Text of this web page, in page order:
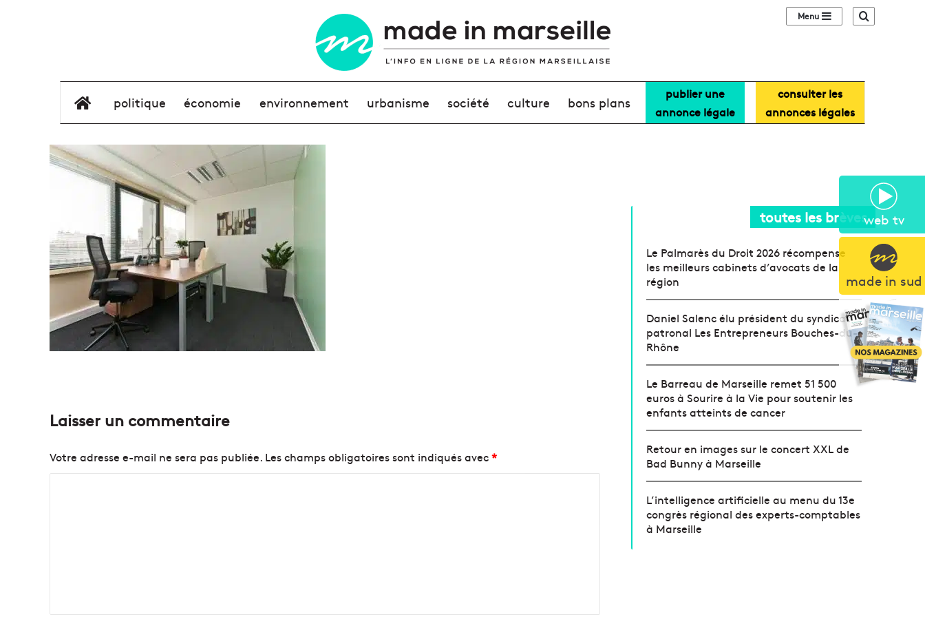
web tv
made in sud
Sidebar (barre
élément de menu
politique économie environnement urbanisme société culture bons plans
publier une
annonce légale
consulter les
annonces légales
Laisser un commentaire
Votre adresse e-mail ne sera pas publiée. Les champs obligatoires sont indiqués avec*
toutes les brèves
Le Palmarès du Droit 2026 récompense
les meilleurs cabinets d’avocats de la
région
Daniel Salenc élu président du syndicat
patronal Les Entrepreneurs Bouches-du-
Rhône
Le Barreau de Marseille remet 51 500
euros à Sourire à la Vie pour soutenir les
enfants atteints de cancer
Retour en images sur le concert XXL de
Bad Bunny à Marseille
L’intelligence artificielle au menu du 13e
congrès régional des experts-comptables
à Marseille